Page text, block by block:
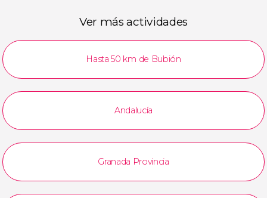
Ver más actividades
Hasta 50 km de Bubión
Andalucía
Granada Provincia